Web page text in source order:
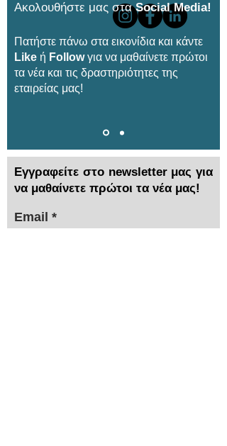
Ακολουθήστε μας σταSocial Media!
Πατήστε πάνω στα εικονίδια και κάντε
Like ή Followγια να μαθαίνετε πρώτοι
τα νέα και τις δραστηριότητες της
εταιρείας μας!
Εγγραφείτε στο newsletter μας για
να μαθαίνετε πρώτοι τα νέα μας!
Email